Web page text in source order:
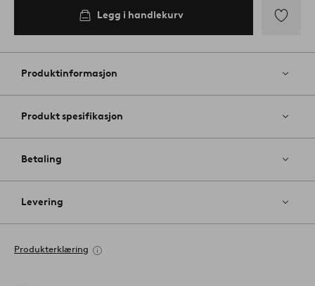
Legg i handlekurv
til
Produktinformasjon
Produkt spesifikasjon
Betaling
Levering
Produkterklæring